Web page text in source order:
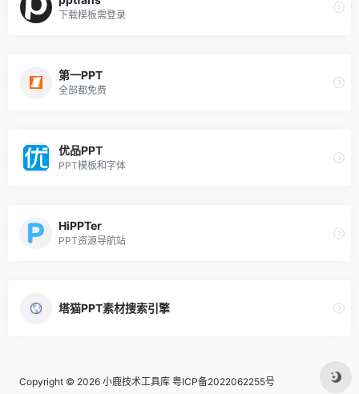
下载模板需登录
第一PPT
全部都免费
优品PPT
PPT模板和字体
HiPPTer
PPT资源导航站
塔猫PPT素材搜索引擎
Copyright © 2026 小鹿技术工具库 粤ICP备2022062255号